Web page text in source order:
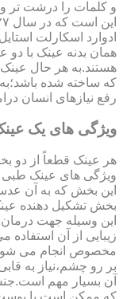
و کلمات را درشت تر
ادوارد اسکارلت
همان بدنه عینک با
هستند.به هر حال
که ساخته شده
رفع نیازهای انسان
ویژگی های یک
هر عینک قطعاً از دو
ویژگی های عینک طبی
این بخش که به آن
بخش تشکیل دهنده
این وسیله جهت
زیبایی از آن
مخصوص انجام می شود
بر رو چشم،نیاز به
آن بسیار مهم